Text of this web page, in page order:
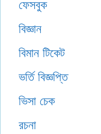
ফেসবুক
বিজ্ঞান
বিমান টিকেট
ভর্তি বিজ্ঞপ্তি
ভিসা চেক
রচনা